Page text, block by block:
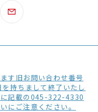
す旧お問い合わせ番号
持ちまして終了いたし
に記載の045-322-4330
にご注意ください。